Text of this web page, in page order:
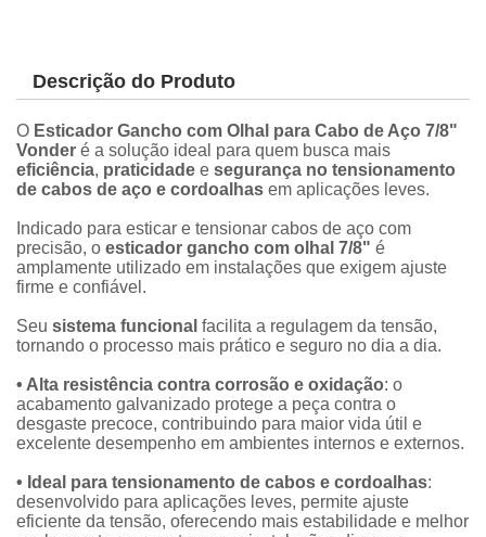
Descrição do Produto
O Esticador Gancho com Olhal para Cabo de Aço 7/8"
Vonder é a solução ideal para quem busca mais
eficiência, praticidade e segurança no tensionamento
de cabos de aço e cordoalhas em aplicações leves.
Indicado para esticar e tensionar cabos de aço com
precisão, o esticador gancho com olhal 7/8" é
amplamente utilizado em instalações que exigem ajuste
firme e confiável.
Seu sistema funcional facilita a regulagem da tensão,
tornando o processo mais prático e seguro no dia a dia.
• Alta resistência contra corrosão e oxidação: o
acabamento galvanizado protege a peça contra o
desgaste precoce, contribuindo para maior vida útil e
excelente desempenho em ambientes internos e externos.
• Ideal para tensionamento de cabos e cordoalhas:
desenvolvido para aplicações leves, permite ajuste
eficiente da tensão, oferecendo mais estabilidade e melhor